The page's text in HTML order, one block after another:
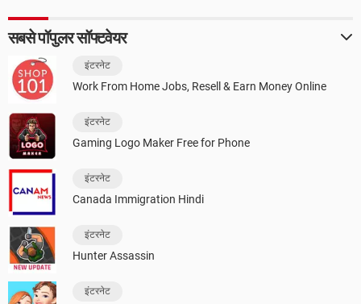
सबसे पॉपुलर सॉफ्टवेयर
इंटरनेट
Work From Home Jobs, Resell & Earn Money Online
इंटरनेट
Gaming Logo Maker Free for Phone
इंटरनेट
Canada Immigration Hindi
इंटरनेट
Hunter Assassin
इंटरनेट